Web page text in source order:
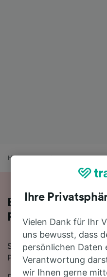
Home Bahnfahrplan Turin
Bequem von Turin
Pirelli - nehmen
Sie wollen mit dem Zug
Pirelli reisen? Dann sind
Ihre
Vielen Dank für Ihr
uns bewusst, dass
persönlichen Daten
Verantwortung
wir Ihnen gerne